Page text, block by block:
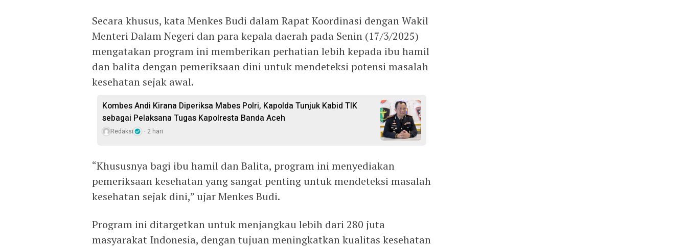
Secara khusus, kata Menkes Budi dalam Rapat Koordinasi dengan Wakil
Menteri Dalam Negeri dan para kepala daerah pada Senin (17/3/2025)
mengatakan program ini memberikan perhatian lebih kepada ibu hamil
dan balita dengan pemeriksaan dini untuk mendeteksi potensi masalah
kesehatan sejak awal.
Kombes Andi Kirana Diperiksa Mabes Polri, Kapolda Tunjuk Kabid TIK
sebagai Pelaksana Tugas Kapolresta Banda Aceh
Redaksi 2 hari
“Khususnya bagi ibu hamil dan Balita, program ini menyediakan
pemeriksaan kesehatan yang sangat penting untuk mendeteksi masalah
kesehatan sejak dini,” ujar Menkes Budi.
Program ini ditargetkan untuk menjangkau lebih dari 280 juta
masyarakat Indonesia, dengan tujuan meningkatkan kualitas kesehatan